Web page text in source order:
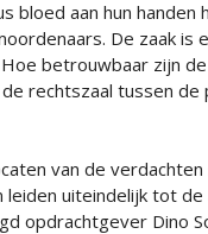
bloed aan hun handen
De zaak is
betrouwbaar zijn
rechtszaal tussen de
van de
leiden uiteindelijk tot
opdrachtgever Dino